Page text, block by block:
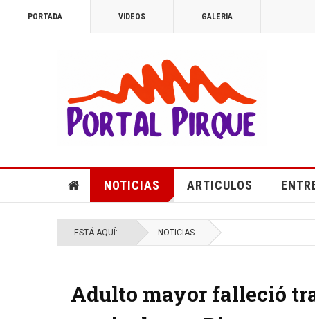
PORTADA VIDEOS GALERIA
NOTICIAS ARTICULOS
ESTÁ AQUÍ: NOTICIAS
Adulto mayor falleció